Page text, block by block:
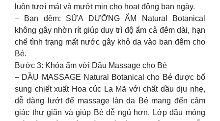
luôn tươi mát và mướt mịn cho hoạt động ban ngày.
– Ban đêm: SỮA DƯỠNG ẨM Natural Botanical
không gây nhờn rít giúp duy trì độ ẩm cả đêm dài, hạn
chế tình trạng mất nước gây khô da vào ban đêm cho
Bé.
Bước 3: Khóa ẩm với Dầu Massage cho Bé
– DẦU MASSAGE Natural Botanical cho Bé được bổ
sung chiết xuất Hoa cúc La Mã với chất dầu dịu nhẹ,
dễ dàng lướt để massage làn da Bé mang đến cảm
giác thư giãn và giúp Bé dễ ngủ hơn. Lớp dầu mỏng